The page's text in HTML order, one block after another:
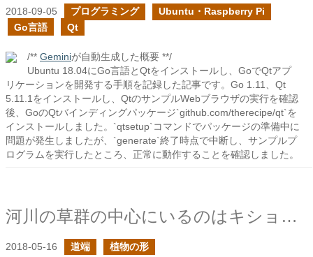
2018-09-05 プログラミング
Ubuntu・Raspberry Pi
Go言語
Qt
/** Geminiが自動生成した概要 **/
Ubuntu 18.04にGo言語とQtをインストールし、GoでQtアプ
リケーションを開発する手順を記録した記事です。Go 1.11、Qt
5.11.1をインストールし、QtのサンプルWebブラウザの実行を確認
後、GoのQtバインディングパッケージ`github.com/therecipe/qt`を
インストールしました。`qtsetup`コマンドでパッケージの準備中に
問題が発生しましたが、`generate`終了時点で中断し、サンプルプ
ログラムを実行したところ、正常に動作することを確認しました。
河川の草群の中心にいるのはキショウブ
2018-05-16 道端 植物の形